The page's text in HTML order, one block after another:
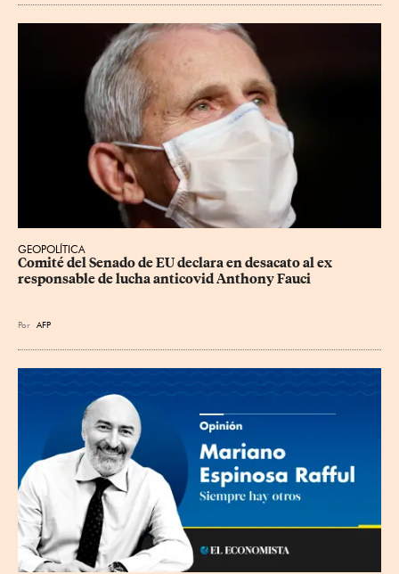
GEOPOLÍTICA
Comité del Senado de EU declara en desacato al ex
responsable de lucha anticovid Anthony Fauci
Por AFP